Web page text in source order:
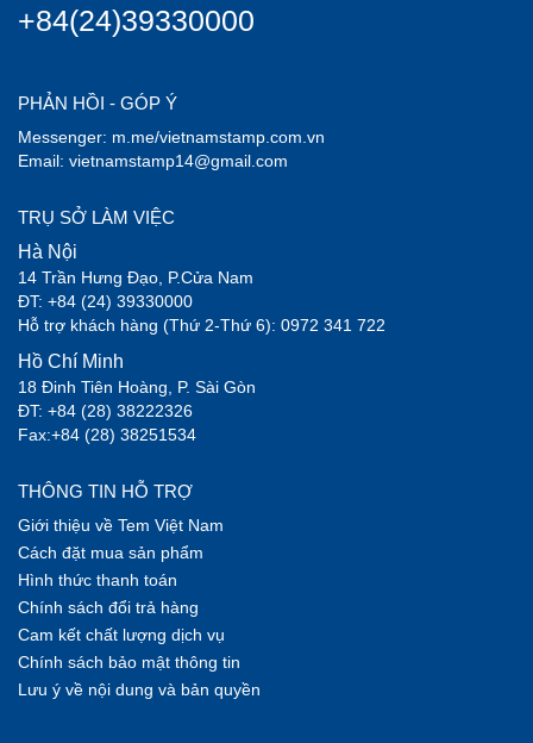
+84(24)39330000
PHẢN HỒI - GÓP Ý
Messenger: m.me/vietnamstamp.com.vn
Email: vietnamstamp14@gmail.com
TRỤ SỞ LÀM VIỆC
Hà Nội
14 Trần Hưng Đạo, P.Cửa Nam
ĐT: +84 (24) 39330000
Hỗ trợ khách hàng (Thứ 2-Thứ 6): 0972 341 722
Hồ Chí Minh
18 Đinh Tiên Hoàng, P. Sài Gòn
ĐT: +84 (28) 38222326
Fax:+84 (28) 38251534
THÔNG TIN HỖ TRỢ
Giới thiệu về Tem Việt Nam
Cách đặt mua sản phẩm
Hình thức thanh toán
Chính sách đổi trả hàng
Cam kết chất lượng dịch vụ
Chính sách bảo mật thông tin
Lưu ý về nội dung và bản quyền